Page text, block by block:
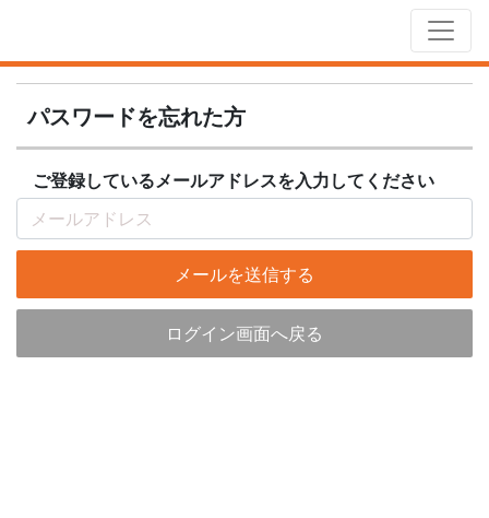
パスワードを忘れた方
ご登録しているメールアドレスを入力してください
メールを送信する
ログイン画面へ戻る